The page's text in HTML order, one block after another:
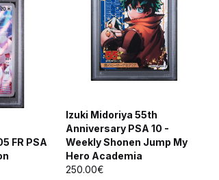
FR PSA
Izuki Midoriya 55th
Anniversary PSA 10 -
Weekly Shonen Jump My
Hero Academia
250.00€